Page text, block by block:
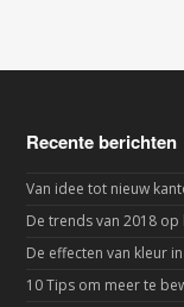
Recente berichten
Van idee tot nieuw
De trends van 2018
De effecten van kleur
10 Tips om meer te